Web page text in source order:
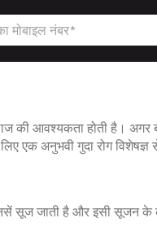
मोबाइल नंबर*
की आवश्यकता होती है।
एक अनुभवी गुदा रोग विशेषज्ञ
नसें सूज जाती है और इसी